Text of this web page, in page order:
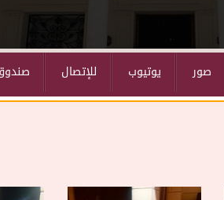
للإتصال يوتيوب صور